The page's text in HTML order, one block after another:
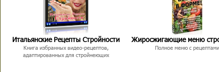
Итальянские Рецепты Стройности
Книга избранных видео-рецептов,
адаптированных для стройнеющих
Жиросжигающие меню
Полное меню с рецептами